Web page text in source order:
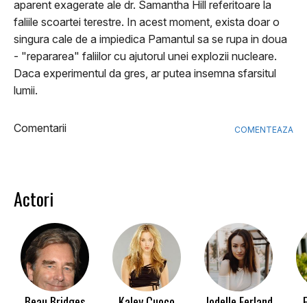
aparent exagerate ale dr. Samantha Hill referitoare la
faliile scoartei terestre. In acest moment, exista doar o
singura cale de a impiedica Pamantul sa se rupa in doua
- "repararea" faliilor cu ajutorul unei explozii nucleare.
Daca experimentul da gres, ar putea insemna sfarsitul
lumii.
Comentarii COMENTEAZA
Actori